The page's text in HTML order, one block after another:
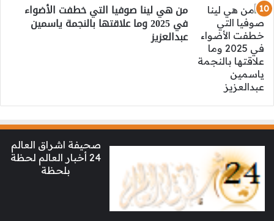
من هي لينا صوفيا التي خطفت الأضواء
في 2025 وما علاقتها بالنجمة ياسمين
عبدالعزيز
صحيفة اشراق العالم
24 أخبار العالم لحظة
بلحظة